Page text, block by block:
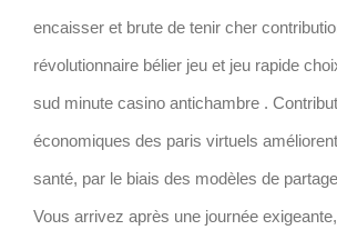
encaisser et brute de tenir cher
révolutionnaire bélier jeu et jeu rapide
sud minute casino antichambre .
économiques des paris virtuels
santé, par le biais des modèles de
Vous arrivez après une journée